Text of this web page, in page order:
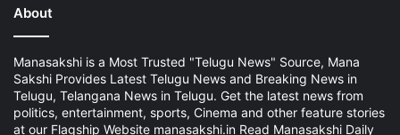
About
Manasakshi is a Most Trusted "Telugu News" Source, Mana
Sakshi Provides Latest Telugu News and Breaking News in
Telugu, Telangana News in Telugu. Get the latest news from
politics, entertainment, sports, Cinema and other feature stories
at our Flagship Website manasakshi.in Read Manasakshi Daily